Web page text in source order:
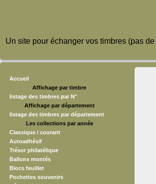
Un site pour échanger vos timbres (pas
Accueil
Affichage par timbre
listage des timbres par N°
Affichage par département
listage des timbres par département
Les collections par année
Classique / courant
Autoadhésif
Trésor philatélique
Ballons montés
Blocs feuillet
Pochettes souvenirs